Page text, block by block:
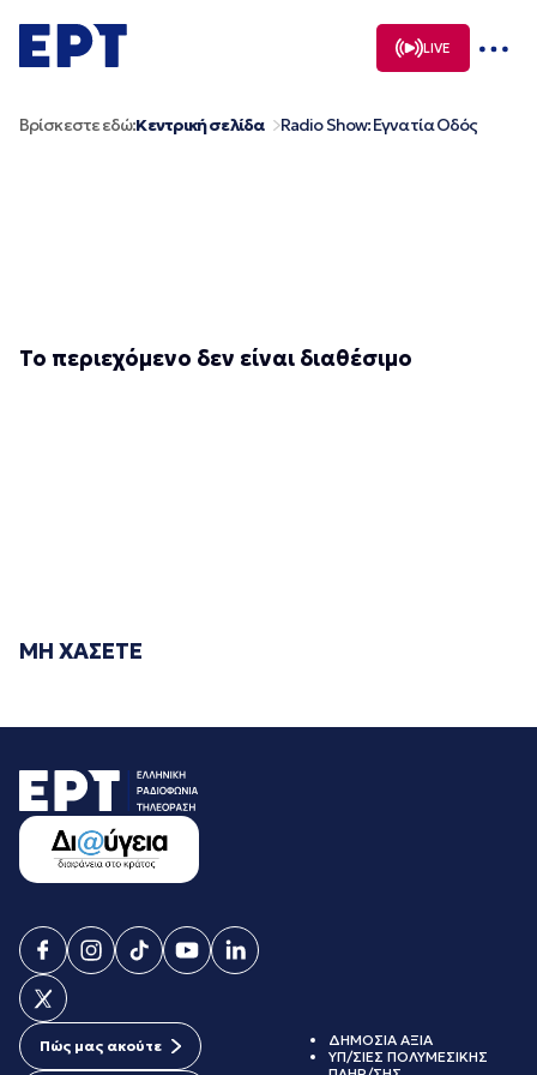
σε
περιεχόμενο
LIVE
Βρίσκεστε εδώ:Κεντρική σελίδα Radio Show:Εγνατία Οδός
Το περιεχόμενο δεν είναι διαθέσιμο
ΜΗ ΧΑΣΕΤΕ
Πώς μας ακούτε
ΔΗΜΟΣΙΑ ΑΞΙΑ
ΥΠ/ΣΙΕΣ ΠΟΛΥΜΕΣΙΚΗΣ